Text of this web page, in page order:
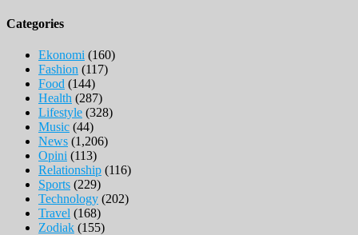
Categories
Ekonomi (160)
Fashion (117)
Food (144)
Health (287)
Lifestyle (328)
Music (44)
News (1,206)
Opini (113)
Relationship (116)
Sports (229)
Technology (202)
Travel (168)
Zodiak (155)